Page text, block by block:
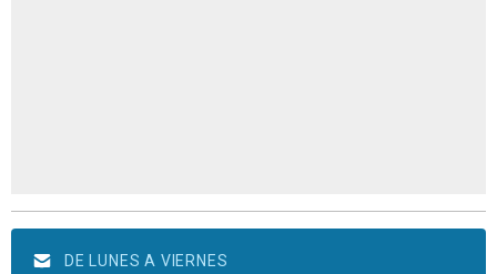
DE LUNES A VIERNES